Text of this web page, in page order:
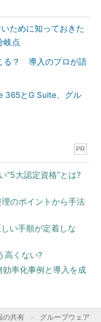
ために知っておきた
岐点
る？ 導入のプロが語
365とG Suite、グル
PR
“5大認定資格”とは?
のポイントから手法
い手順が定着しな
高くない?
率化事例と導入を成
の共有
グループウェア